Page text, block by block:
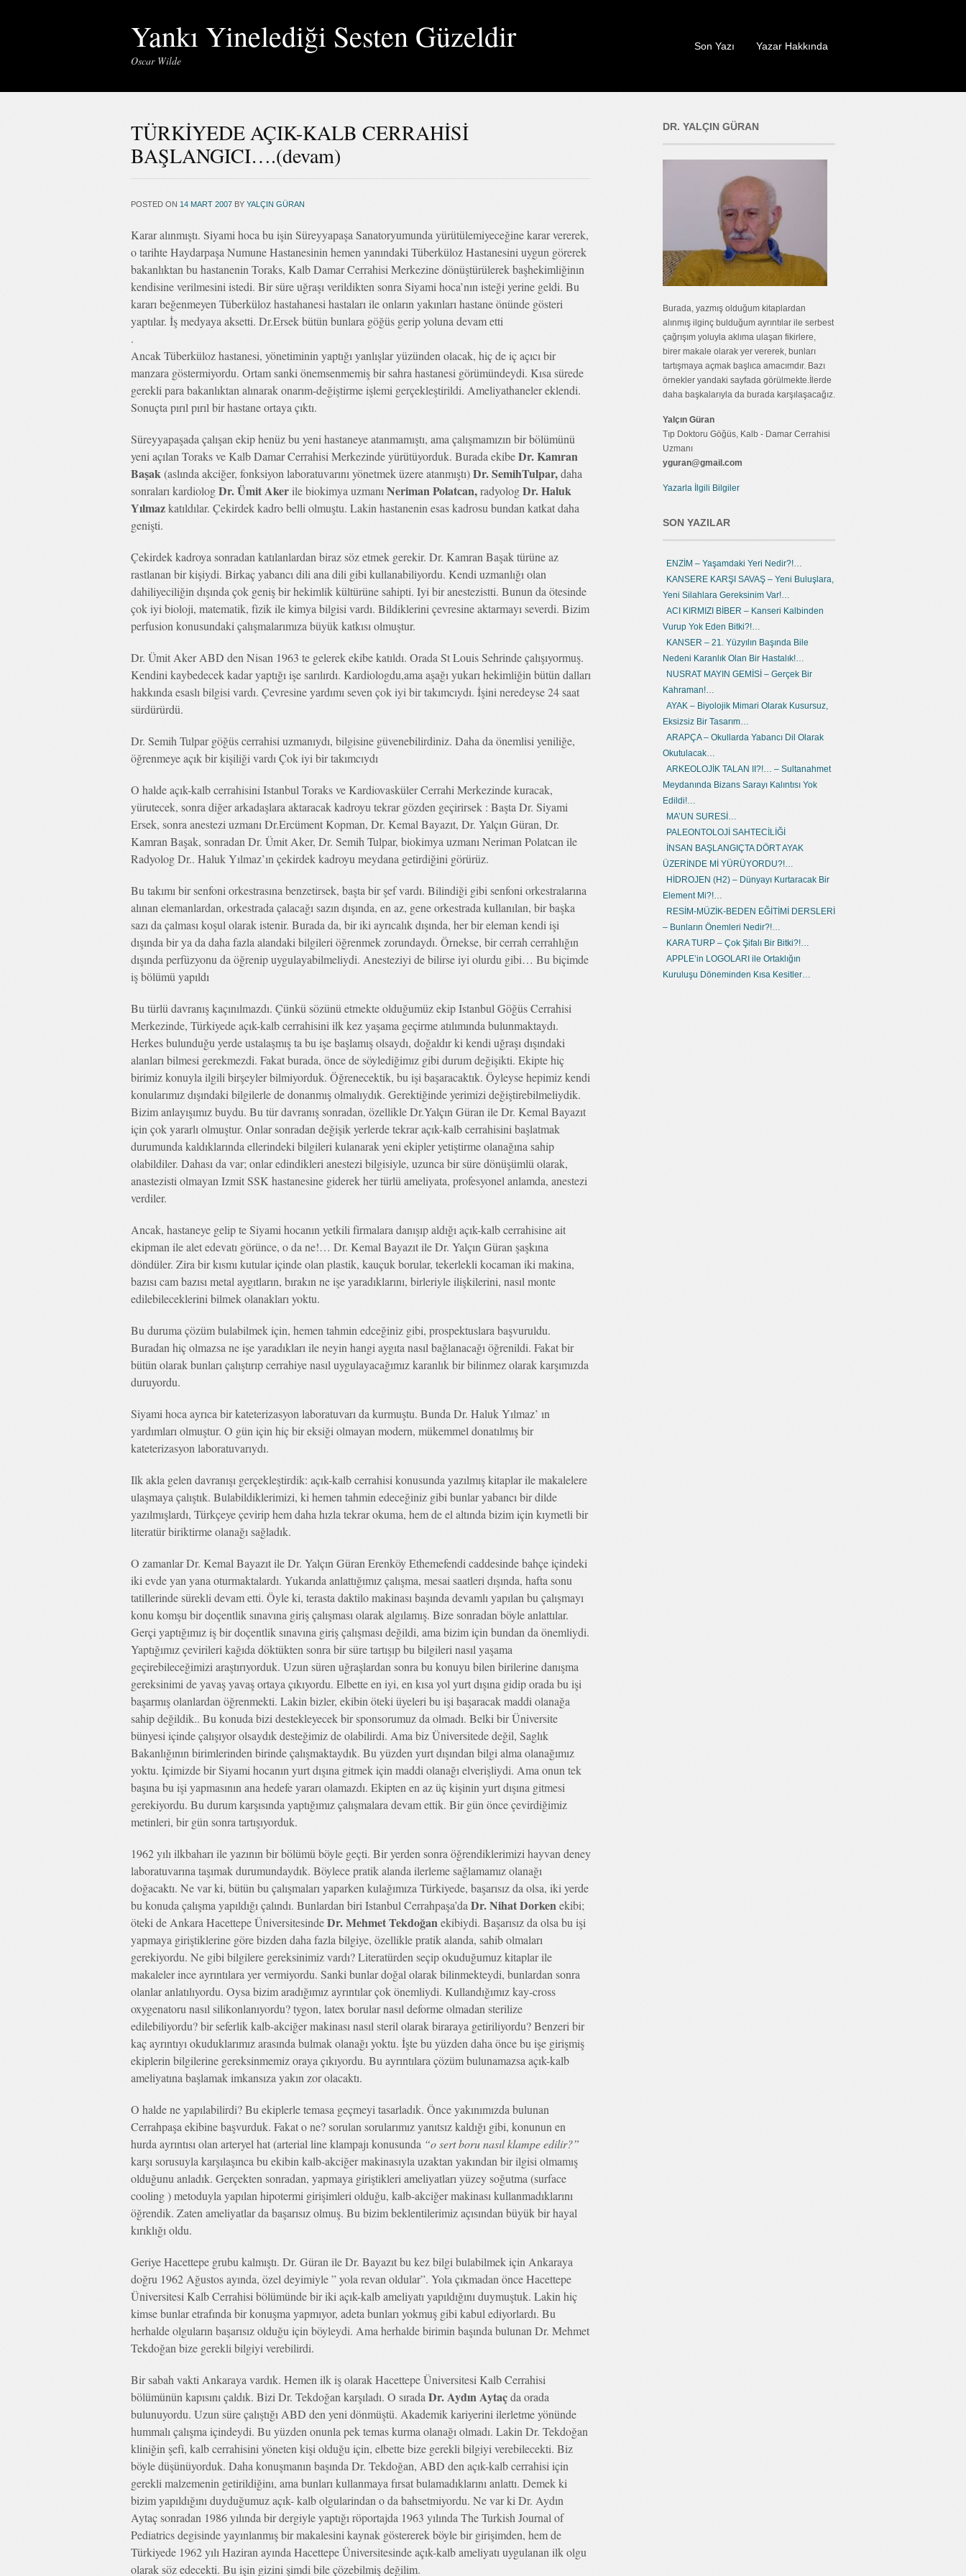
Yankı Yinelediği Sesten Güzeldir
Oscar Wilde
Son Yazı Yazar Hakkında
TÜRKİYEDE AÇIK-KALB CERRAHİSİ
BAŞLANGICI….(devam)
POSTED ON 14 MART 2007 BY YALÇIN GÜRAN
Karar alınmıştı. Siyami hoca bu işin Süreyyapaşa Sanatoryumunda yürütülemiyeceğine karar vererek,
o tarihte Haydarpaşa Numune Hastanesinin hemen yanındaki Tüberküloz Hastanesini uygun görerek
bakanlıktan bu hastanenin Toraks, Kalb Damar Cerrahisi Merkezine dönüştürülerek başhekimliğinın
kendisine verilmesini istedi. Bir süre uğraşı verildikten sonra Siyami hoca’nın isteği yerine geldi. Bu
kararı beğenmeyen Tüberküloz hastahanesi hastaları ile onların yakınları hastane önünde gösteri
yaptılar. İş medyaya aksetti. Dr.Ersek bütün bunlara göğüs gerip yoluna devam etti
.
Ancak Tüberküloz hastanesi, yönetiminin yaptığı yanlışlar yüzünden olacak, hiç de iç açıcı bir
manzara göstermiyordu. Ortam sanki önemsenmemiş bir sahra hastanesi görümündeydi. Kısa sürede
gerekli para bakanlıktan alınarak onarım-değiştirme işlemi gerçekleştirildi. Ameliyathaneler eklendi.
Sonuçta pırıl pırıl bir hastane ortaya çıktı.
Süreyyapaşada çalışan ekip henüz bu yeni hastaneye atanmamıştı, ama çalışmamızın bir bölümünü
yeni açılan Toraks ve Kalb Damar Cerrahisi Merkezinde yürütüyorduk. Burada ekibeDr. Kamran
Başak(aslında akciğer, fonksiyon laboratuvarını yönetmek üzere atanmıştı)Dr. SemihTulpar,daha
sonraları kardiologDr. Ümit Akerile biokimya uzmanı Neriman Polatcan,radyologDr. Haluk
Yılmazkatıldılar. Çekirdek kadro belli olmuştu. Lakin hastanenin esas kadrosu bundan katkat daha
genişti.
Çekirdek kadroya sonradan katılanlardan biraz söz etmek gerekir. Dr. Kamran Başak türüne az
rastlanan bir kişiydi. Birkaç yabancı dili ana dili gibi kullanabiliyordu. Kendi uzmanlığı olan
dahiliyeciliğin dışında çok geniş bir hekimlik kültürüne sahipti. Iyi bir anestezistti. Bunun da ötesinde
çok iyi bioloji, matematik, fizik ile kimya bilgisi vardı. Bildiklerini çevresine aktarmayı severdi. Bizim
perfusion konusundaki çalışmalarımıza büyük katkısı olmuştur.
Dr. Ümit Aker ABD den Nisan 1963 te gelerek ekibe katıldı. Orada St Louis Sehrinde çalışıyormuş.
Kendini kaybedecek kadar yaptığı işe sarılırdı. Kardiologdu,ama aşağı yukarı hekimliğin bütün dalları
hakkında esaslı bilgisi vardı. Çevresine yardımı seven çok iyi bir takımcıydı. İşini neredeyse 24 saat
sürdürürdü.
Dr. Semih Tulpar göğüs cerrahisi uzmanıydı, bilgisine güvenebilirdiniz. Daha da önemlisi yeniliğe,
öğrenmeye açık bir kişiliği vardı Çok iyi bir takımcıydı
O halde açık-kalb cerrahisini Istanbul Toraks ve Kardiovasküler Cerrahi Merkezinde kuracak,
yürutecek, sonra diğer arkadaşlara aktaracak kadroyu tekrar gözden geçirirsek : Başta Dr. Siyami
Ersek, sonra anestezi uzmanı Dr.Ercüment Kopman, Dr. Kemal Bayazıt, Dr. Yalçın Güran, Dr.
Kamran Başak, sonradan Dr. Ümit Aker, Dr. Semih Tulpar, biokimya uzmanı Neriman Polatcan ile
Radyolog Dr.. Haluk Yılmaz’ın çekirdek kadroyu meydana getirdiğini görürüz.
Bu takımı bir senfoni orkestrasına benzetirsek, başta bir şef vardı. Bilindiği gibi senfoni orkestralarına
alınan elemanlardan, orkestrada çalacağı sazın dışında, en az, gene orkestrada kullanılan, bir başka
sazı da çalması koşul olarak istenir. Burada da, bir iki ayrıcalık dışında, her bir eleman kendi işi
dışında bir ya da daha fazla alandaki bilgileri öğrenmek zorundaydı. Örnekse, bir cerrah cerrahlığın
dışında perfüzyonu da öğrenip uygulayabilmeliydi. Anesteziyi de bilirse iyi olurdu gibi… Bu biçimde
iş bölümü yapıldı
Bu türlü davranış kaçınılmazdı. Çünkü sözünü etmekte olduğumüz ekip Istanbul Göğüs Cerrahisi
Merkezinde, Türkiyede açık-kalb cerrahisini ilk kez yaşama geçirme atılımında bulunmaktaydı.
Herkes bulunduğu yerde ustalaşmış ta bu işe başlamış olsaydı, doğaldır ki kendi uğraşı dışındaki
alanları bilmesi gerekmezdi. Fakat burada, önce de söylediğimız gibi durum değişikti. Ekipte hiç
birimiz konuyla ilgili birşeyler bilmiyorduk. Öğrenecektik, bu işi başaracaktık. Öyleyse hepimiz kendi
konularımız dışındaki bilgilerle de donanmış olmalıydık. Gerektiğinde yerimizi değiştirebilmeliydik.
Bizim anlayışımız buydu. Bu tür davranış sonradan, özellikle Dr.Yalçın Güran ile Dr. Kemal Bayazıt
için çok yararlı olmuştur. Onlar sonradan değişik yerlerde tekrar açık-kalb cerrahisini başlatmak
durumunda kaldıklarında ellerindeki bilgileri kulanarak yeni ekipler yetiştirme olanağına sahip
olabildiler. Dahası da var; onlar edindikleri anestezi bilgisiyle, uzunca bir süre dönüşümlü olarak,
anastezisti olmayan Izmit SSK hastanesine giderek her türlü ameliyata, profesyonel anlamda, anestezi
verdiler.
Ancak, hastaneye gelip te Siyami hocanın yetkili firmalara danışıp aldığı açık-kalb cerrahisine ait
ekipman ile alet edevatı görünce, o da ne!… Dr. Kemal Bayazıt ile Dr. Yalçın Güran şaşkına
döndüler. Zira bir kısmı kutular içinde olan plastik, kauçuk borular, tekerlekli kocaman iki makina,
bazısı cam bazısı metal aygıtların, bırakın ne işe yaradıklarını, birleriyle ilişkilerini, nasıl monte
edilebileceklerini bilmek olanakları yoktu.
Bu duruma çözüm bulabilmek için, hemen tahmin edceğiniz gibi, prospektuslara başvuruldu.
Buradan hiç olmazsa ne işe yaradıkları ile neyin hangi aygıta nasıl bağlanacağı öğrenildi. Fakat bir
bütün olarak bunları çalıştırıp cerrahiye nasıl uygulayacağımız karanlık bir bilinmez olarak karşımızda
duruyordu.
Siyami hoca ayrıca bir kateterizasyon laboratuvarı da kurmuştu. Bunda Dr. Haluk Yılmaz’ ın
yardımları olmuştur. O gün için hiç bir eksiği olmayan modern, mükemmel donatılmış bir
kateterizasyon laboratuvarıydı.
Ilk akla gelen davranışı gerçekleştirdik: açık-kalb cerrahisi konusunda yazılmış kitaplar ile makalelere
ulaşmaya çalıştık. Bulabildiklerimizi, ki hemen tahmin edeceğiniz gibi bunlar yabancı bir dilde
yazılmışlardı, Türkçeye çevirip hem daha hızla tekrar okuma, hem de el altında bizim için kıymetli bir
literatür biriktirme olanağı sağladık.
O zamanlar Dr. Kemal Bayazıt ile Dr. Yalçın Güran Erenköy Ethemefendi caddesinde bahçe içindeki
iki evde yan yana oturmaktalardı. Yukarıda anlattığımız çalışma, mesai saatleri dışında, hafta sonu
tatillerinde sürekli devam etti. Öyle ki, terasta daktilo makinası başında devamlı yapılan bu çalışmayı
konu komşu bir doçentlik sınavına giriş çalışması olarak algılamış. Bize sonradan böyle anlattılar.
Gerçi yaptığımız iş bir doçentlik sınavına giriş çalışması değildi, ama bizim için bundan da önemliydi.
Yaptığımız çevirileri kağıda döktükten sonra bir süre tartışıp bu bilgileri nasıl yaşama
geçirebileceğimizi araştırıyorduk. Uzun süren uğraşlardan sonra bu konuyu bilen birilerine danışma
gereksinimi de yavaş yavaş ortaya çıkıyordu. Elbette en iyi, en kısa yol yurt dışına gidip orada bu işi
başarmış olanlardan öğrenmekti. Lakin bizler, ekibin öteki üyeleri bu işi başaracak maddi olanağa
sahip değildik.. Bu konuda bizi destekleyecek bir sponsorumuz da olmadı. Belki bir Üniversite
bünyesi içinde çalışıyor olsaydık desteğimiz de olabilirdi. Ama biz Üniversitede değil, Saglık
Bakanlığının birimlerinden birinde çalışmaktaydık. Bu yüzden yurt dışından bilgi alma olanağımız
yoktu. Içimizde bir Siyami hocanın yurt dışına gitmek için maddi olanağı elverişliydi. Ama onun tek
başına bu işi yapmasının ana hedefe yararı olamazdı. Ekipten en az üç kişinin yurt dışına gitmesi
gerekiyordu. Bu durum karşısında yaptığımız çalışmalara devam ettik. Bir gün önce çevirdiğimiz
metinleri, bir gün sonra tartışıyorduk.
1962 yılı ilkbaharı ile yazının bir bölümü böyle geçti. Bir yerden sonra öğrendiklerimizi hayvan deney
laboratuvarına taşımak durumundaydık. Böylece pratik alanda ilerleme sağlamamız olanağı
doğacaktı. Ne var ki, bütün bu çalışmaları yaparken kulağımıza Türkiyede, başarısız da olsa, iki yerde
bu konuda çalışma yapıldığı çalındı. Bunlardan biri Istanbul Cerrahpaşa’da Dr. Nihat Dorkenekibi;
öteki de Ankara Hacettepe ÜniversitesindeDr. Mehmet Tekdoğanekibiydi. Başarısız da olsa bu işi
yapmaya giriştiklerine göre bizden daha fazla bilgiye, özellikle pratik alanda, sahib olmaları
gerekiyordu. Ne gibi bilgilere gereksinimiz vardı? Literatürden seçip okuduğumuz kitaplar ile
makaleler ince ayrıntılara yer vermiyordu. Sanki bunlar doğal olarak bilinmekteydi, bunlardan sonra
olanlar anlatılıyordu. Oysa bizim aradığımız ayrıntılar çok önemliydi. Kullandığımız kay-cross
oxygenatoru nasıl silikonlanıyordu? tygon, latex borular nasıl deforme olmadan sterilize
edilebiliyordu? bir seferlik kalb-akciğer makinası nasıl steril olarak biraraya getiriliyordu? Benzeri bir
kaç ayrıntıyı okuduklarımız arasında bulmak olanağı yoktu. İşte bu yüzden daha önce bu işe girişmiş
ekiplerin bilgilerine gereksinmemiz oraya çıkıyordu. Bu ayrıntılara çözüm bulunamazsa açık-kalb
ameliyatına başlamak imkansıza yakın zor olacaktı.
O halde ne yapılabilirdi? Bu ekiplerle temasa geçmeyi tasarladık. Önce yakınımızda bulunan
Cerrahpaşa ekibine başvurduk. Fakat o ne? sorulan sorularımız yanıtsız kaldığı gibi, konunun en
hurda ayrıntısı olan arteryel hat (arterial line klampajı konusunda “o sert boru nasıl klampe edilir?”
karşı sorusuyla karşılaşınca bu ekibin kalb-akciğer makinasıyla uzaktan yakından bir ilgisi olmamış
olduğunu anladık. Gerçekten sonradan, yapmaya giriştikleri ameliyatları yüzey soğutma (surface
cooling ) metoduyla yapılan hipotermi girişimleri olduğu, kalb-akciğer makinası kullanmadıklarını
öğrendik. Zaten ameliyatlar da başarısız olmuş. Bu bizim beklentilerimiz açısından büyük bir hayal
kırıklığı oldu.
Geriye Hacettepe grubu kalmıştı. Dr. Güran ile Dr. Bayazıt bu kez bilgi bulabilmek için Ankaraya
doğru 1962 Ağustos ayında, özel deyimiyle ” yola revan oldular”. Yola çıkmadan önce Hacettepe
Üniversitesi Kalb Cerrahisi bölümünde bir iki açık-kalb ameliyatı yapıldığını duymuştuk. Lakin hiç
kimse bunlar etrafında bir konuşma yapmıyor, adeta bunları yokmuş gibi kabul ediyorlardı. Bu
herhalde olguların başarısız olduğu için böyleydi. Ama herhalde birimin başında bulunan Dr. Mehmet
Tekdoğan bize gerekli bilgiyi verebilirdi.
Bir sabah vakti Ankaraya vardık. Hemen ilk iş olarak Hacettepe Üniversitesi Kalb Cerrahisi
bölümünün kapısını çaldık. Bizi Dr. Tekdoğan karşıladı. O sırada Dr. Aydın Aytaçda orada
bulunuyordu. Uzun süre çalıştığı ABD den yeni dönmüştü. Akademik kariyerini ilerletme yönünde
hummalı çalışma içindeydi. Bu yüzden onunla pek temas kurma olanağı olmadı. Lakin Dr. Tekdoğan
kliniğin şefi, kalb cerrahisini yöneten kişi olduğu için, elbette bize gerekli bilgiyi verebilecekti. Biz
böyle düşünüyorduk. Daha konuşmanın başında Dr. Tekdoğan, ABD den açık-kalb cerrahisi için
gerekli malzemenin getirildiğinı, ama bunları kullanmaya fırsat bulamadıklarını anlattı. Demek ki
bizim yapıldığını duyduğumuz açık- kalb olgularindan o da bahsetmiyordu. Ne var ki Dr. Aydın
Aytaç sonradan 1986 yılında bir dergiyle yaptığı röportajda 1963 yılında The Turkish Journal of
Pediatrics degisinde yayınlanmış bir makalesini kaynak göstererek böyle bir girişimden, hem de
Türkiyede 1962 yılı Haziran ayında Hacettepe Üniversitesinde açık-kalb ameliyatı uygulanan ilk olgu
olarak söz edecekti. Bu işin gizini şimdi bile çözebilmiş değilim.
DR. YALÇIN GÜRAN
Burada, yazmış olduğum kitaplardan
alınmış ilginç bulduğum ayrıntılar ile serbest
çağrışım yoluyla aklıma ulaşan fikirlere,
birer makale olarak yer vererek, bunları
tartışmaya açmak başlıca amacımdır. Bazı
örnekler yandaki sayfada görülmekte.İlerde
daha başkalarıyla da burada karşılaşacağız.
Yalçın Güran
Tıp Doktoru Göğüs, Kalb - Damar Cerrahisi
Uzmanı
yguran@gmail.com
Yazarla İlgili Bilgiler
SON YAZILAR
ENZİM – Yaşamdaki Yeri Nedir?!…
KANSERE KARŞI SAVAŞ – Yeni Buluşlara,
Yeni Silahlara Gereksinim Var!…
ACI KIRMIZI BİBER – Kanseri Kalbinden
Vurup Yok Eden Bitki?!…
KANSER – 21. Yüzyılın Başında Bile
Nedeni Karanlık Olan Bir Hastalık!…
NUSRAT MAYIN GEMİSİ – Gerçek Bir
Kahraman!…
AYAK – Biyolojik Mimari Olarak Kusursuz,
Eksizsiz Bir Tasarım…
ARAPÇA – Okullarda Yabancı Dil Olarak
Okutulacak…
ARKEOLOJİK TALAN II?!… – Sultanahmet
Meydanında Bizans Sarayı Kalıntısı Yok
Edildi!…
MA’UN SURESİ…
PALEONTOLOJİ SAHTECİLİĞİ
İNSAN BAŞLANGIÇTA DÖRT AYAK
ÜZERİNDE Mİ YÜRÜYORDU?!…
HİDROJEN (H2) – Dünyayı Kurtaracak Bir
Element Mi?!…
RESİM-MÜZİK-BEDEN EĞİTİMİ DERSLERİ
– Bunların Önemleri Nedir?!…
KARA TURP – Çok Şifalı Bir Bitki?!…
APPLE’in LOGOLARI ile Ortaklığın
Kuruluşu Döneminden Kısa Kesitler…